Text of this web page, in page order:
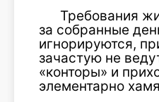
Требования
за собранные
игнорируются,
зачастую не
«конторы» и
элементарно